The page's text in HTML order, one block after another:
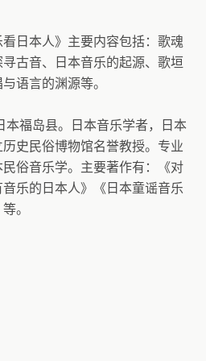
看日本人》主要内容包括：歌魂
古音、日本音乐的起源、歌垣
语言的渊源等。
本福岛县。日本音乐学者，日本
史民俗博物馆名誉教授。专业
俗音乐学。主要著作有：《对
乐的日本人》《日本童谣音乐
。